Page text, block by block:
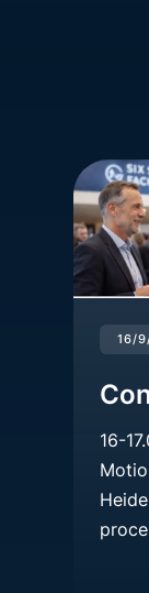
16/
16-